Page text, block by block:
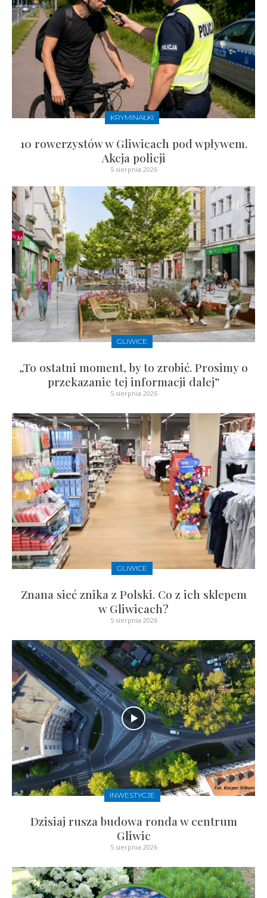
KRYMINAŁKI
10 rowerzystów w Gliwicach pod wpływem.
Akcja policji
5 sierpnia 2026
GLIWICE
„To ostatni moment, by to zrobić. Prosimy o
przekazanie tej informacji dalej”
5 sierpnia 2026
GLIWICE
Znana sieć znika z Polski. Co z ich sklepem
w Gliwicach?
5 sierpnia 2026
INWESTYCJE
Dzisiaj rusza budowa ronda w centrum
Gliwic
5 sierpnia 2026